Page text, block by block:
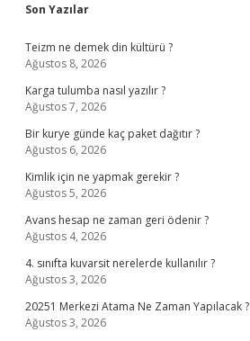
Sidebar
Son Yazılar
Teizm ne demek din kültürü ?
Ağustos 8, 2026
Karga tulumba nasıl yazılır ?
Ağustos 7, 2026
Bir kurye günde kaç paket dağıtır ?
Ağustos 6, 2026
Kimlik için ne yapmak gerekir ?
Ağustos 5, 2026
Avans hesap ne zaman geri ödenir ?
Ağustos 4, 2026
4. sınıfta kuvarsit nerelerde kullanılır ?
Ağustos 3, 2026
20251 Merkezi Atama Ne Zaman Yapılacak ?
Ağustos 3, 2026